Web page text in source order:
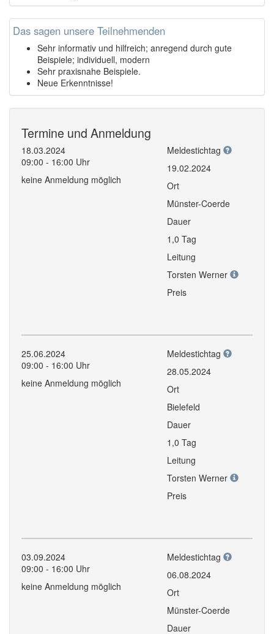
Das sagen unsere Teilnehmenden
Sehr informativ und hilfreich; anregend durch gute
Beispiele; individuell, modern
Sehr praxisnahe Beispiele.
Neue Erkenntnisse!
Termine und Anmeldung
18.03.2024
09:00 - 16:00 Uhr
keine Anmeldung möglich
Meldestichtag
19.02.2024
Ort
Münster-Coerde
Dauer
1,0 Tag
Leitung
Torsten Werner
Preis
25.06.2024
09:00 - 16:00 Uhr
keine Anmeldung möglich
Meldestichtag
28.05.2024
Ort
Bielefeld
Dauer
1,0 Tag
Leitung
Torsten Werner
Preis
03.09.2024
09:00 - 16:00 Uhr
keine Anmeldung möglich
Meldestichtag
06.08.2024
Ort
Münster-Coerde
Dauer